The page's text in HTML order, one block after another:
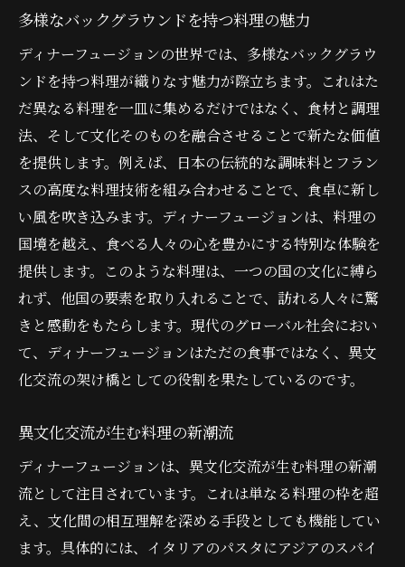
多様なバックグラウンドを持つ料理の魅力
ディナーフュージョンの世界では、多様なバックグラウ
ンドを持つ料理が織りなす魅力が際立ちます。これはた
だ異なる料理を一皿に集めるだけではなく、食材と調理
法、そして文化そのものを融合させることで新たな価値
を提供します。例えば、日本の伝統的な調味料とフラン
スの高度な料理技術を組み合わせることで、食卓に新し
い風を吹き込みます。ディナーフュージョンは、料理の
国境を越え、食べる人々の心を豊かにする特別な体験を
提供します。このような料理は、一つの国の文化に縛ら
れず、他国の要素を取り入れることで、訪れる人々に驚
きと感動をもたらします。現代のグローバル社会におい
て、ディナーフュージョンはただの食事ではなく、異文
化交流の架け橋としての役割を果たしているのです。
異文化交流が生む料理の新潮流
ディナーフュージョンは、異文化交流が生む料理の新潮
流として注目されています。これは単なる料理の枠を超
え、文化間の相互理解を深める手段としても機能してい
ます。具体的には、イタリアのパスタにアジアのスパイ